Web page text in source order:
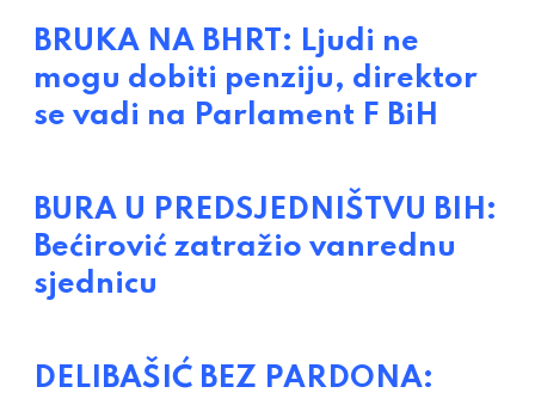
BRUKA NA BHRT: Ljudi ne
mogu dobiti penziju, direktor
se vadi na Parlament F BiH
BURA U PREDSJEDNIŠTVU BIH:
Bećirović zatražio vanrednu
sjednicu
DELIBAŠIĆ BEZ PARDONA: